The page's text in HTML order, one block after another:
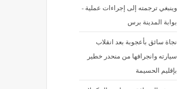
وينبغي ترجمته إلى إجراءات عملية -
بوابة المدينة برس
نجاة سائق بأعجوبة بعد انقلاب
سيارته وانجرافها من منحدر خطير
بإقليم الحسيمة